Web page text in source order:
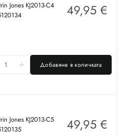
Jones KJ2013-C4
49,95 €
Добавяне в количката
Jones KJ2013-C5
49,95 €